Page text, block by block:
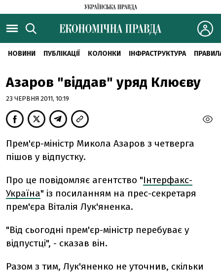
НОВИНИ ПУБЛІКАЦІЇ КОЛОНКИ ІНФРАСТРУКТУРА
Азаров "віддав" уряд Клюєву
23 ЧЕРВНЯ 2011, 10:19
Прем'єр-міністр Микола Азаров з четверга
пішов у відпустку.
Про це повідомляє агентство "Інтерфакс-
Україна" із посиланням на прес-секретаря
прем'єра Віталія Лук'яненка.
"Від сьогодні прем'єр-міністр перебуває у
відпустці", - сказав він.
Разом з тим, Лук'яненко не уточнив, скільки